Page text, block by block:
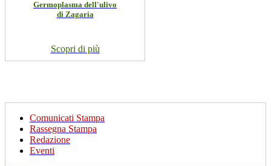
Germoplasma dell'ulivo
di Zagaria
Scopri di più
Comunicati Stampa
Rassegna Stampa
Redazione
Eventi